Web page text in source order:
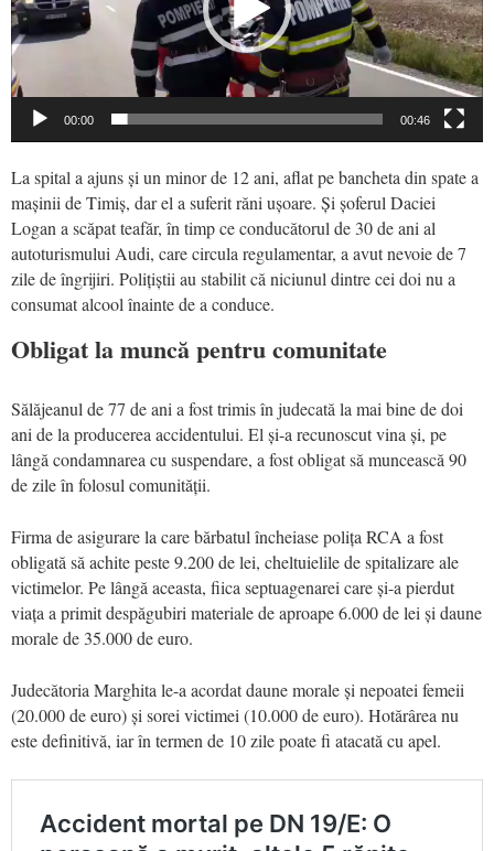
00:00 00:46
La spital a ajuns și un minor de 12 ani, aflat pe bancheta din spate a
mașinii de Timiș, dar el a suferit răni ușoare. Și șoferul Daciei
Logan a scăpat teafăr, în timp ce conducătorul de 30 de ani al
autoturismului Audi, care circula regulamentar, a avut nevoie de 7
zile de îngrijiri. Polițiștii au stabilit că niciunul dintre cei doi nu a
consumat alcool înainte de a conduce.
Obligat la muncă pentru comunitate
Sălăjeanul de 77 de ani a fost trimis în judecată la mai bine de doi
ani de la producerea accidentului. El și-a recunoscut vina și, pe
lângă condamnarea cu suspendare, a fost obligat să muncească 90
de zile în folosul comunității.
Firma de asigurare la care bărbatul încheiase polița RCA a fost
obligată să achite peste 9.200 de lei, cheltuielile de spitalizare ale
victimelor. Pe lângă aceasta, fiica septuagenarei care și-a pierdut
viața a primit despăgubiri materiale de aproape 6.000 de lei și daune
morale de 35.000 de euro.
Judecătoria Marghita le-a acordat daune morale și nepoatei femeii
(20.000 de euro) și sorei victimei (10.000 de euro). Hotărârea nu
este definitivă, iar în termen de 10 zile poate fi atacată cu apel.